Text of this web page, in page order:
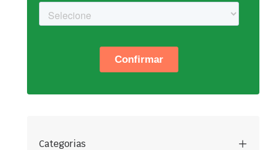
Categorias